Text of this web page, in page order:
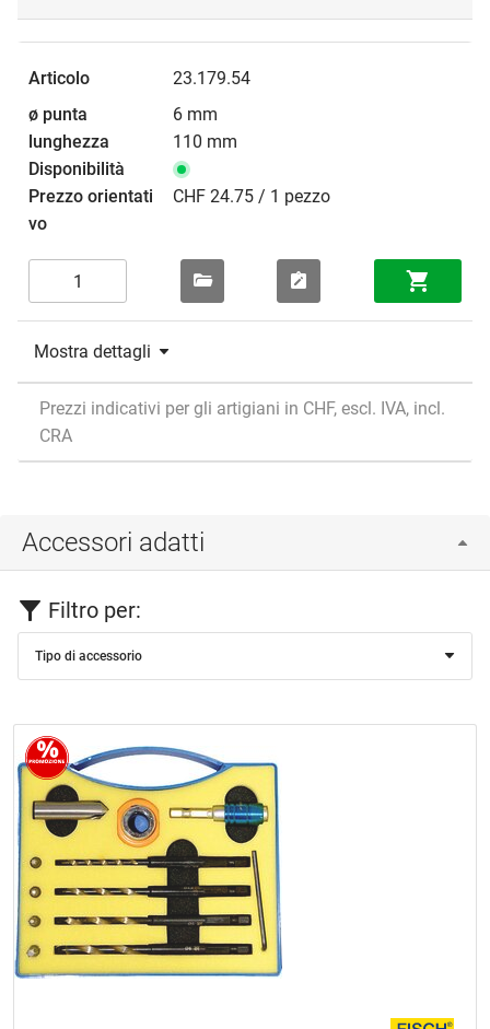
23.179.54
6 mm
110 mm
CHF 24.75 / 1 pezzo
Mostra dettagli
Prezzi indicativi per gli artigiani in CHF, escl. IVA, incl.
CRA
Accessori adatti
Filtro per:
Tipo di accessorio